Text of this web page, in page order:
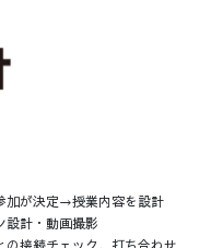
加が決定→授業内容を設計
設計・動画撮影
接続チェック、打ち合わせ